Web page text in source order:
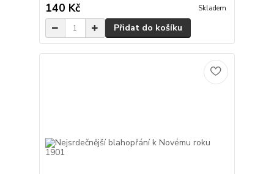
140 Kč Skladem
Přidat do košíku